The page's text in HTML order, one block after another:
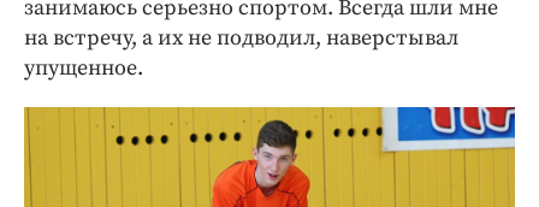
занимаюсь серьезно спортом. Всегда шли мне
на встречу, а их не подводил, наверстывал
упущенное.